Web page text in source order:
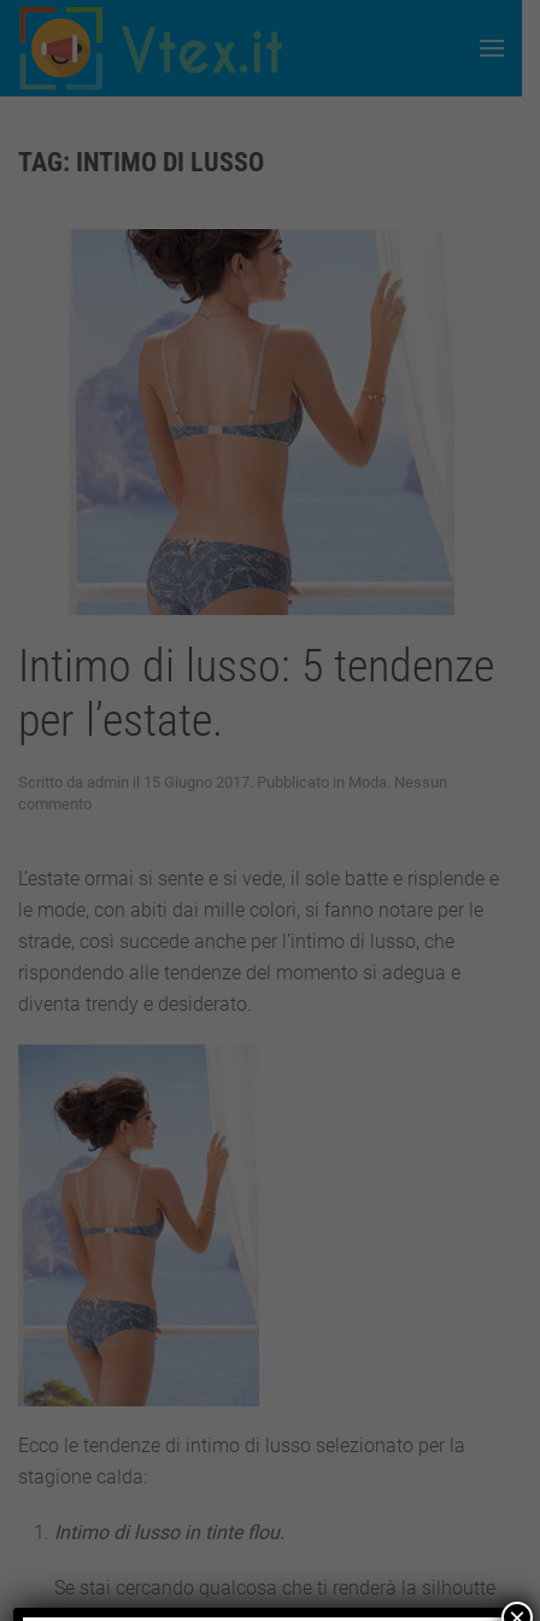
Skip to main content
TAG: INTIMO DI LUSSO
Intimo di lusso: 5 tendenze
per l’estate.
Scritto da admin il 15 Giugno 2017. Pubblicato in Moda. Nessun
commentosu
lusso:
5
tendenze
per
L’estate ormai si sente e si vede, il sole batte e risplende e
le mode, con abiti dai mille colori, si fanno notare per le
strade, così succede anche per l’intimo di lusso, che
rispondendo alle tendenze del momento si adegua e
diventa trendy e desiderato.
Ecco le tendenze di intimo di lusso selezionato per la
stagione calda:
Intimo di lusso in tinte flou.
Se stai cercando qualcosa che ti renderà la silhoutte